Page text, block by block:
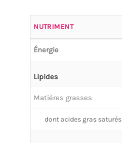
NUTRIMENT
Énergie
Lipides
Matières grasses
dont acides gras saturés